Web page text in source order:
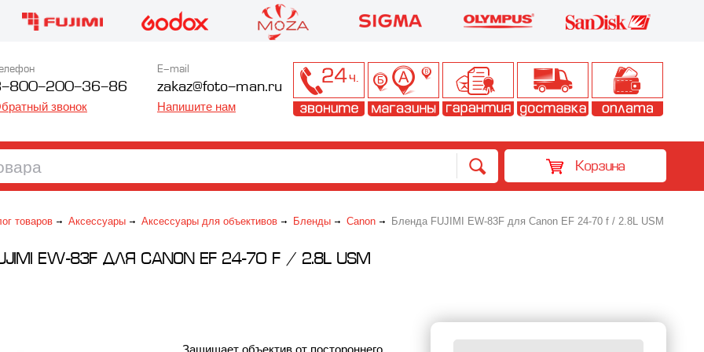
800-200-36-86
звонок
E-mail
zakaz@foto-man.ru
Напишите нам
Корзина
товаров Аксессуары Аксессуары для объективов Бленды Canon Бленда FUJIMI EW-83F для Canon EF 24-70 f / 2.8L USM
EW-83F ДЛЯ CANON EF 24-70 F / 2.8L USM
Защищает объектив от постороннего